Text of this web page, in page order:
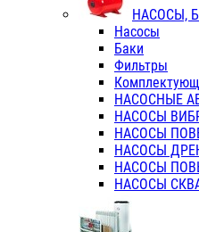
НАСОСЫ,
Насосы
Баки
Фильтры
НАСОСНЫЕ
НАСОСЫ
НАСОСЫ
НАСОСЫ
НАСОСЫ
НАСОСЫ